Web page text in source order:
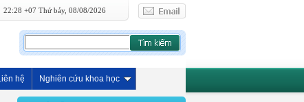
22:28 +07 Thứ bảy, 08/08/2026
hệ Nghiên cứu khoa học